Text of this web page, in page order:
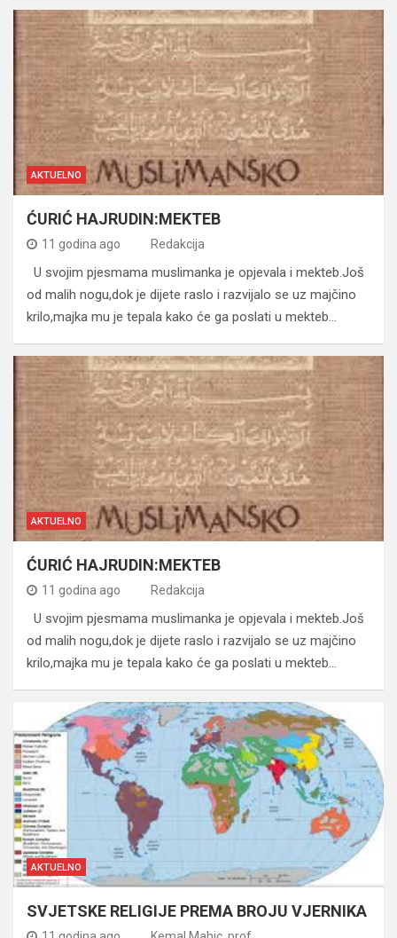
AKTUELNO
ĆURIĆ HAJRUDIN:MEKTEB
11 godina ago Redakcija
U svojim pjesmama muslimanka je opjevala i mekteb.Još
od malih nogu,dok je dijete raslo i razvijalo se uz majčino
krilo,majka mu je tepala kako će ga poslati u mekteb…
AKTUELNO
ĆURIĆ HAJRUDIN:MEKTEB
11 godina ago Redakcija
U svojim pjesmama muslimanka je opjevala i mekteb.Još
od malih nogu,dok je dijete raslo i razvijalo se uz majčino
krilo,majka mu je tepala kako će ga poslati u mekteb…
AKTUELNO
SVJETSKE RELIGIJE PREMA BROJU VJERNIKA